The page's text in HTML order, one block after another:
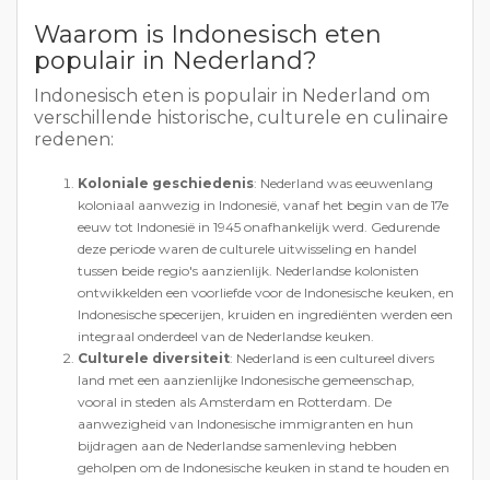
Waarom is Indonesisch eten
populair in Nederland?
Indonesisch eten is populair in Nederland om
verschillende historische, culturele en culinaire
redenen:
Koloniale geschiedenis: Nederland was eeuwenlang
koloniaal aanwezig in Indonesië, vanaf het begin van de 17e
eeuw tot Indonesië in 1945 onafhankelijk werd. Gedurende
deze periode waren de culturele uitwisseling en handel
tussen beide regio's aanzienlijk. Nederlandse kolonisten
ontwikkelden een voorliefde voor de Indonesische keuken, en
Indonesische specerijen, kruiden en ingrediënten werden een
integraal onderdeel van de Nederlandse keuken.
Culturele diversiteit: Nederland is een cultureel divers
land met een aanzienlijke Indonesische gemeenschap,
vooral in steden als Amsterdam en Rotterdam. De
aanwezigheid van Indonesische immigranten en hun
bijdragen aan de Nederlandse samenleving hebben
geholpen om de Indonesische keuken in stand te houden en